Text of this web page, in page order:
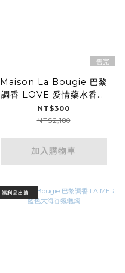
售完
Maison La Bougie 巴黎
調香 LOVE 愛情藥水香氛
蠟燭
NT$300
NT$2,180
加入購物車
福利品出清